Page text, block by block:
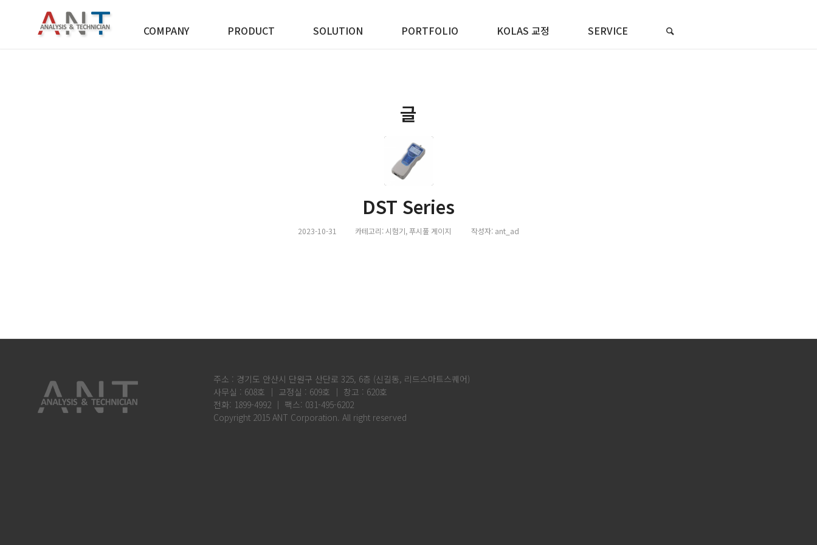
COMPANY PRODUCT SOLUTION PORTFOLIO KOLAS 교정 SERVICE
글
DST Series
2023-10-31 카테고리:시험기,푸시풀 게이지 작성자: ant_ad
주소 : 경기도 안산시 단원구 산단로 325, 6층 (신길동, 리드스마트스퀘어)
사무실 : 608호 │ 교정실 : 609호 │ 창고 : 620호
전화: 1899-4992 │ 팩스: 031-495-6202
Copyright 2015 ANT Corporation. All right reserved